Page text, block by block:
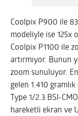
Coolpix P900 ile
modeliyle ise 125x
Coolpix P1100 ile
artırmıyor. Bunun
zoom sunuluyor.
gelen 1.410
Type 1/2.3 BSI-
hareketli ekran ve